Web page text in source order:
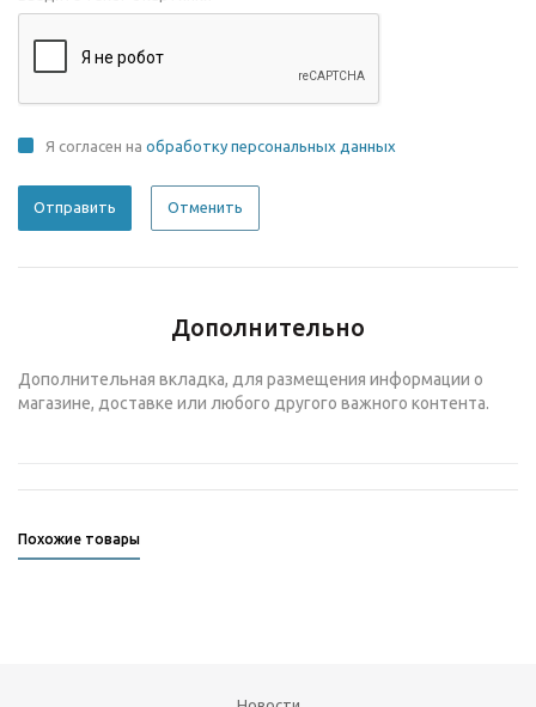
Я согласен на обработку персональных данных
Отменить
Дополнительно
Дополнительная вкладка, для размещения информации о
магазине, доставке или любого другого важного контента.
Похожие товары